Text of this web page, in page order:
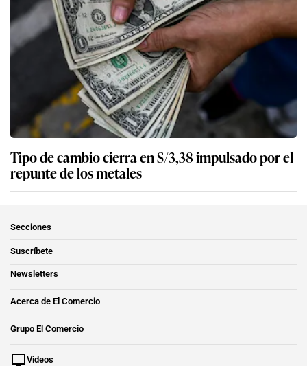
Tipo de cambio cierra en S/3,38 impulsado por el
repunte de los metales
Secciones
Suscríbete
Newsletters
Acerca de El Comercio
Grupo El Comercio
Videos